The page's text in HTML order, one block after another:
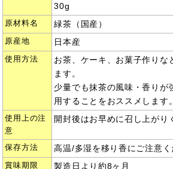
30g
原材料名 緑茶（国産）
原産地 日本産
使用方法
お茶、ケーキ、お菓子作りな
ます。
少量でも抹茶の風味・香りが
用することをおススメします。
使用上の注
意
開封後はお早めに召し上がり
保存方法 高温/多湿を移り香にご注意く
賞味期限 製造日より約8ヶ月